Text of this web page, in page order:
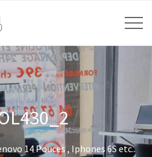
14 Pouces , Iphones 6S etc..